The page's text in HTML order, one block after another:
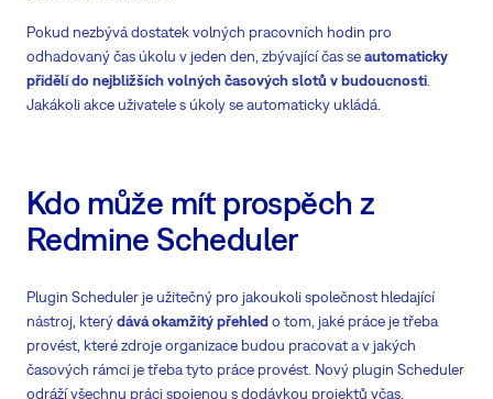
Pokud nezbývá dostatek volných pracovních hodin pro
odhadovaný čas úkolu v jeden den, zbývající čas seautomaticky
přidělí do nejbližších volných časových slotů v budoucnosti
Jakákoli akce uživatele s úkoly se automaticky ukládá.
Kdo může mít prospěch z
Redmine Scheduler
Plugin Scheduler je užitečný pro jakoukoli společnost hledající
nástroj, kterýdává okamžitý přehledo tom, jaké práce je třeba
provést, které zdroje organizace budou pracovat a v jakých
časových rámci je třeba tyto práce provést. Nový plugin Scheduler
odráží všechnu práci spojenou s dodávkou projektů včas.